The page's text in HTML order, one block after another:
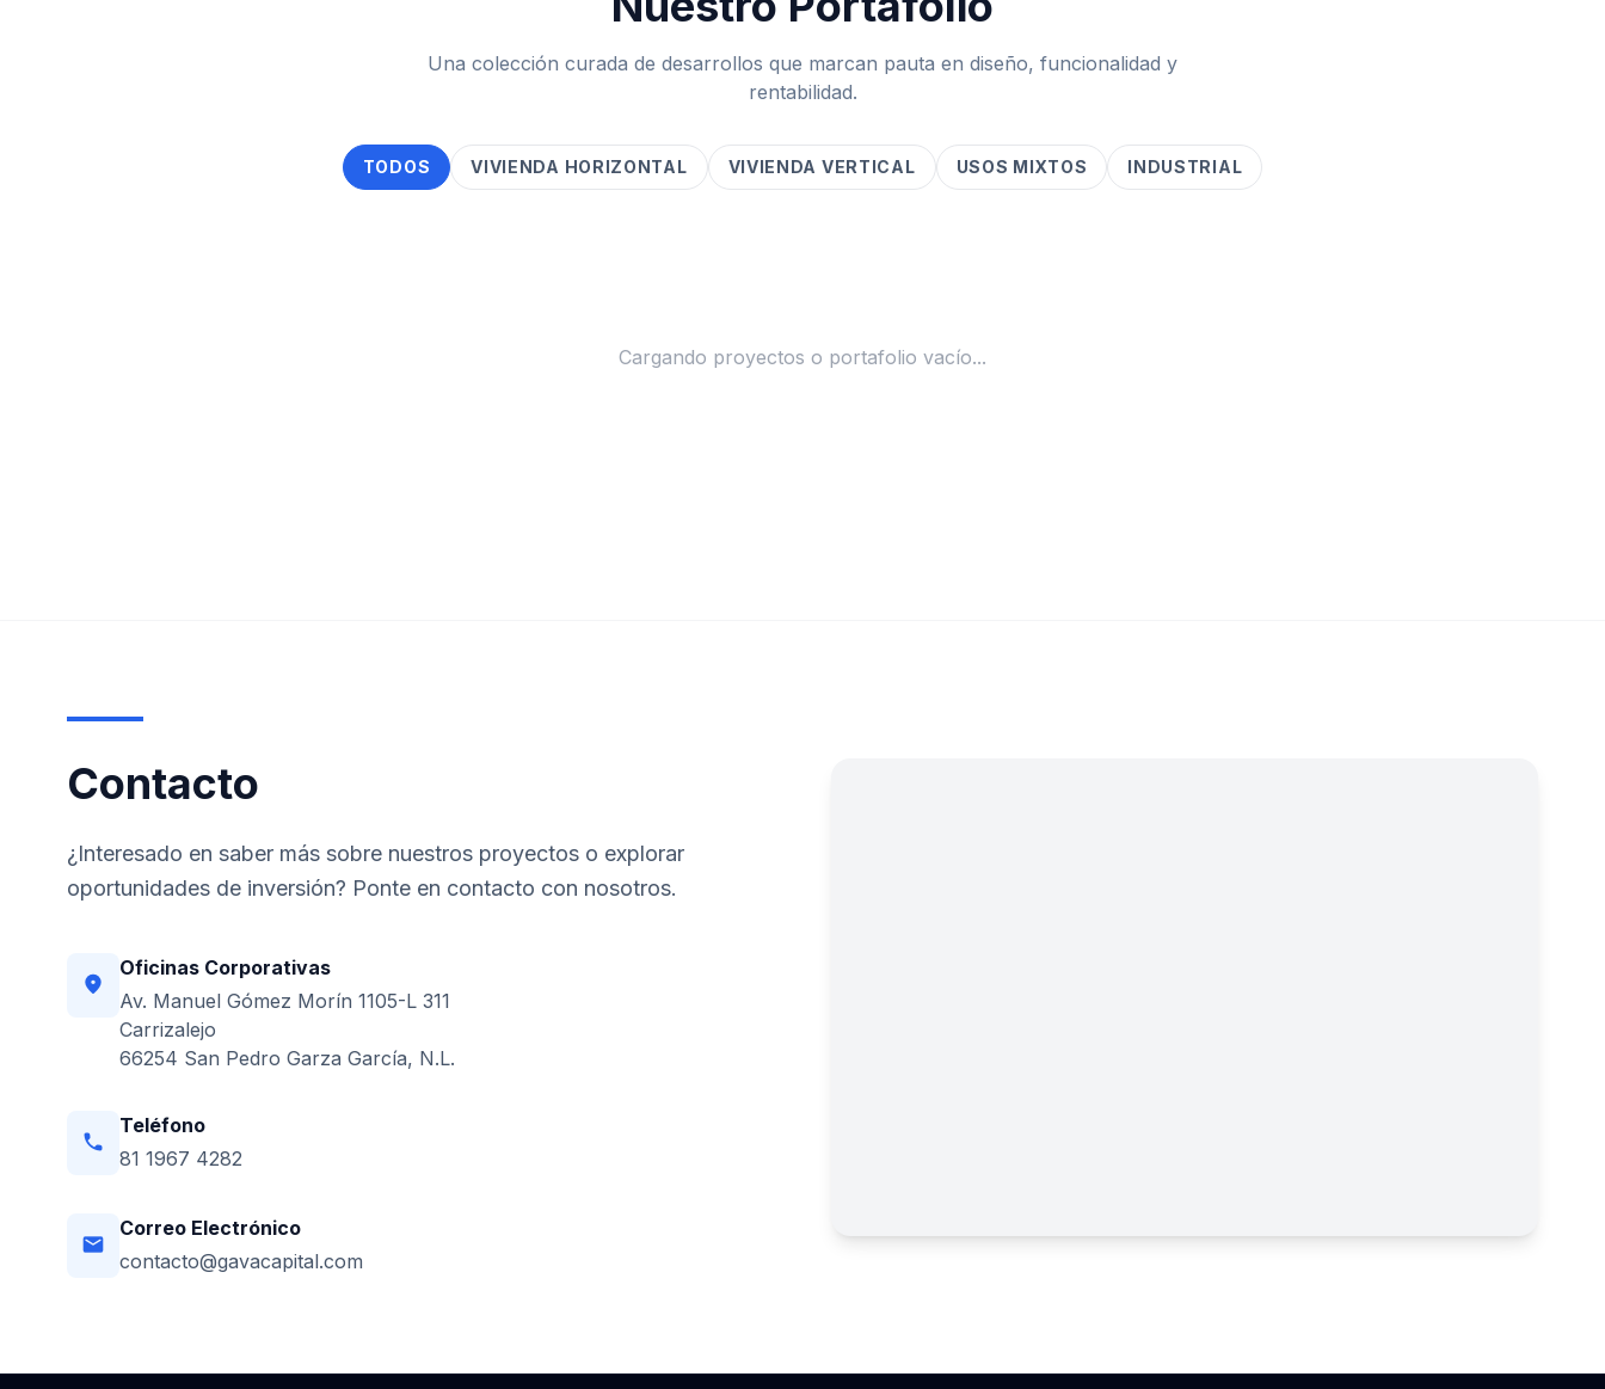
Una colección curada de desarrollos que marcan pauta en diseño, funcionalidad y
rentabilidad.
TODOS VIVIENDA HORIZONTAL VIVIENDA VERTICAL USOS MIXTOS INDUSTRIAL
Cargando proyectos o portafolio vacío...
Contacto
¿Interesado en saber más sobre nuestros proyectos o explorar
oportunidades de inversión? Ponte en contacto con nosotros.
location_on
Oficinas Corporativas
Av. Manuel Gómez Morín 1105-L 311
Carrizalejo
66254 San Pedro Garza García, N.L.
phone
Teléfono
81 1967 4282
email
Correo Electrónico
contacto@gavacapital.com